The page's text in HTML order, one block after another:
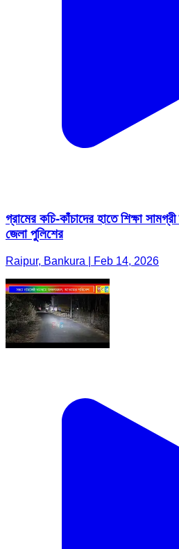
গ্রামের কচি-কাঁচাদের হাতে শিক্ষা
জেলা পুলিশের
Raipur, Bankura | Feb 14, 2026